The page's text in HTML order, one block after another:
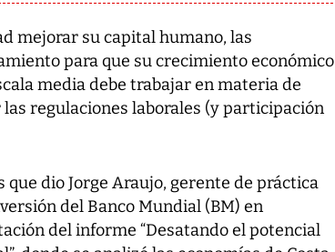
mejorar su capital humano, las
para que su crecimiento económico
media debe trabajar en materia de
regulaciones laborales (y participación
dio Jorge Araujo, gerente de práctica
del Banco Mundial (BM) en
del informe “Desatando el potencial